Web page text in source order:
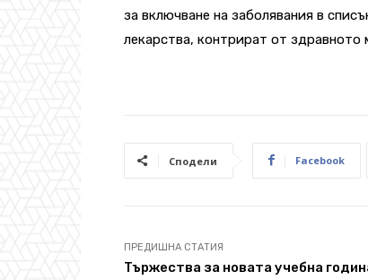
за включване на заболявания в
лекарства, контрират от здравното
Сподели Facebook
ПРЕДИШНА СТАТИЯ
Тържества за новата учебна